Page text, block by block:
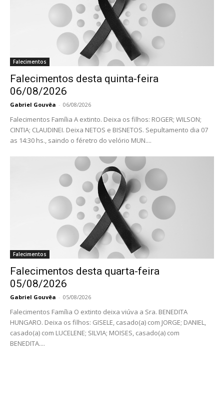
Falecimentos
Falecimentos desta quinta-feira
06/08/2026
Gabriel Gouvêa - 06/08/2026
Falecimentos Família A extinto. Deixa os filhos: ROGER; WILSON;
CINTIA; CLAUDINEI. Deixa NETOS e BISNETOS. Sepultamento dia 07
as 14:30 hs., saindo o féretro do velório MUN....
Falecimentos
Falecimentos desta quarta-feira
05/08/2026
Gabriel Gouvêa - 05/08/2026
Falecimentos Família O extinto deixa viúva a Sra. BENEDITA
HUNGARO. Deixa os filhos: GISELE, casado(a) com JORGE; DANIEL,
casado(a) com LUCELENE; SILVIA; MOISES, casado(a) com
BENEDITA....